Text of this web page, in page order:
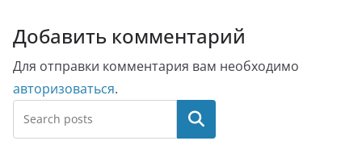
Добавить комментарий
Для отправки комментария вам необходимо
авторизоваться.
Поиск